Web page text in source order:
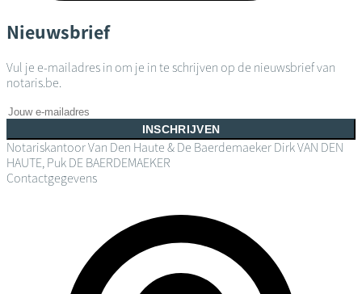
Nieuwsbrief
Vul je e-mailadres in om je in te schrijven op de nieuwsbrief van
notaris.be.
INSCHRIJVEN
Notariskantoor Van Den Haute & De Baerdemaeker Dirk VAN DEN
HAUTE, Puk DE BAERDEMAEKER
Contactgegevens